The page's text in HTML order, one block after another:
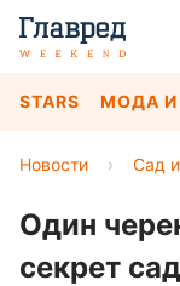
STARS МОДА И
Новости › Сад
Один
секрет